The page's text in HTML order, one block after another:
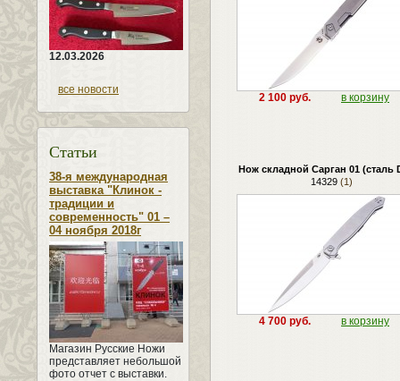
12.03.2026
все новости
Статьи
38-я международная
выставка "Клинок -
традиции и
современность" 01 –
04 ноября 2018г
Магазин Русские Ножи
представляет небольшой
фото отчет с выставки.
2 100 руб. в корзину
Нож складной Сарган 01 (сталь
14329(1)
4 700 руб. в корзину